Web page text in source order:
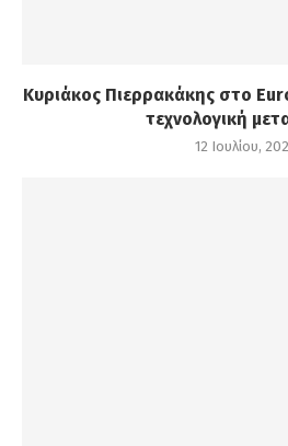
Κυριάκος Πιερρακάκης στο
τεχνολογική
12 Ιουλίου,